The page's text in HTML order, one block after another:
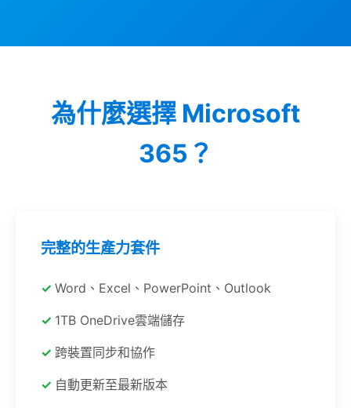
為什麼選擇 Microsoft
365？
完整的生產力套件
Word、Excel、PowerPoint、Outlook
1TB OneDrive雲端儲存
跨裝置同步和協作
自動更新至最新版本